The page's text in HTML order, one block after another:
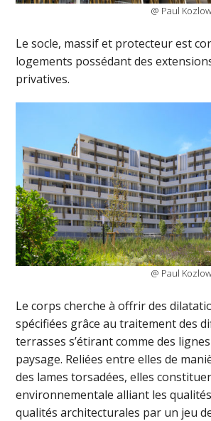
@ Paul
Le socle, massif et protecteur est
logements possédant des
privatives.
@ Paul
Le corps cherche à offrir des
spécifiées grâce au traitement des
terrasses s’étirant comme des
paysage. Reliées entre elles de
des lames torsadées, elles
environnementale alliant les
qualités architecturales par un jeu